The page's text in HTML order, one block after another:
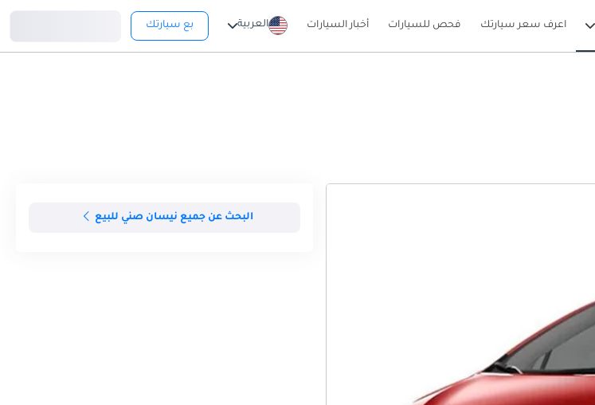
اعرف سعر سيارتك فحص للسيارات أخبار السيارات العربية بع سيارتك
البحث عن جميع نيسان صني للبيع